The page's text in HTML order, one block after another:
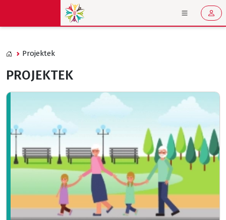
Projektek
PROJEKTEK